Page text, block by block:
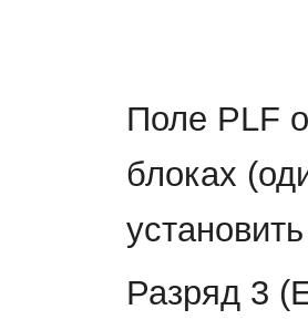
Поле PLF
блоках
Разряд 3